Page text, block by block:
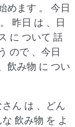
ます 。
今日
昨日 は 、日
に ついて 話
ので 、今日
飲み物 に つい
ん は 、どん
な 飲み物 を よ